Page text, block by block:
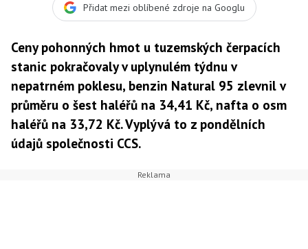
Přidat mezi oblíbené zdroje na Googlu
Ceny pohonných hmot u tuzemských čerpacích
stanic pokračovaly v uplynulém týdnu v
nepatrném poklesu, benzin Natural 95 zlevnil v
průměru o šest haléřů na 34,41 Kč, nafta o osm
haléřů na 33,72 Kč. Vyplývá to z pondělních
údajů společnosti CCS.